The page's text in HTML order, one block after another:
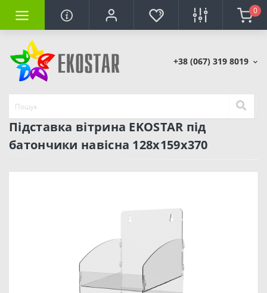
0
+38 (067) 319 8019
Підставка вітрина EKOSTAR під
батончики навісна 128х159х370